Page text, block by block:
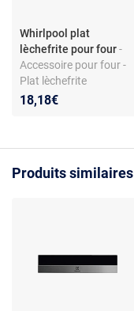
Whirlpool plat
lèchefrite pour four-
Accessoire pour four -
Plat lèchefrite
compatible Whirlpool
18,18€
Produits similaires